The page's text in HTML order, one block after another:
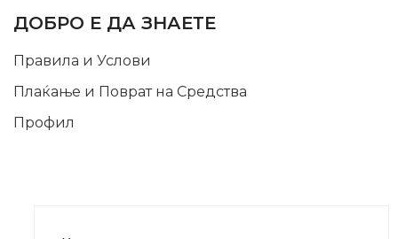
ДОБРО Е ДА ЗНАЕТЕ
Правила и Услови
Плаќање и Поврат на Средства
Профил